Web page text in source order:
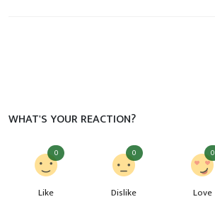
WHAT'S YOUR REACTION?
0
Like
0
Dislike
0
Love